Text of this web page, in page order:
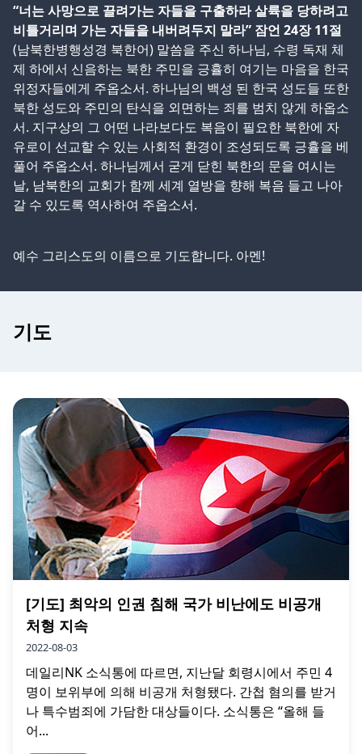
“너는 사망으로 끌려가는 자들을 구출하라 살륙을 당하려고
비틀거리며 가는 자들을 내버려두지 말라” 잠언 24장 11절
(남북한병행성경 북한어) 말씀을 주신 하나님, 수령 독재 체
제 하에서 신음하는 북한 주민을 긍휼히 여기는 마음을 한국
위정자들에게 주옵소서. 하나님의 백성 된 한국 성도들 또한
북한 성도와 주민의 탄식을 외면하는 죄를 범치 않게 하옵소
서. 지구상의 그 어떤 나라보다도 복음이 필요한 북한에 자
유로이 선교할 수 있는 사회적 환경이 조성되도록 긍휼을 베
풀어 주옵소서. 하나님께서 굳게 닫힌 북한의 문을 여시는
날, 남북한의 교회가 함께 세계 열방을 향해 복음 들고 나아
갈 수 있도록 역사하여 주옵소서.
예수 그리스도의 이름으로 기도합니다. 아멘!
기도
[기도] 최악의 인권 침해 국가 비난에도 비공개
처형 지속
2022-08-03
데일리NK 소식통에 따르면, 지난달 회령시에서 주민 4
명이 보위부에 의해 비공개 처형됐다. 간첩 혐의를 받거
나 특수범죄에 가담한 대상들이다. 소식통은 “올해 들
어...